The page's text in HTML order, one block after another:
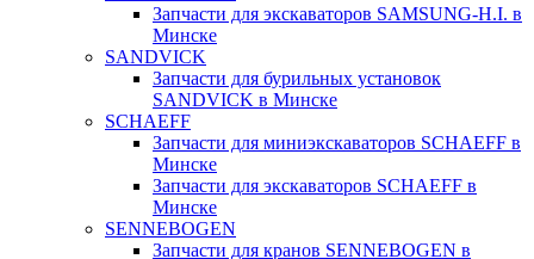
Запчасти для экскаваторов SAMSUNG-H.I. в
Минске
SANDVICK
Запчасти для бурильных установок
SANDVICK в Минске
SCHAEFF
Запчасти для миниэкскаваторов SCHAEFF в
Минске
Запчасти для экскаваторов SCHAEFF в
Минске
SENNEBOGEN
Запчасти для кранов SENNEBOGEN в